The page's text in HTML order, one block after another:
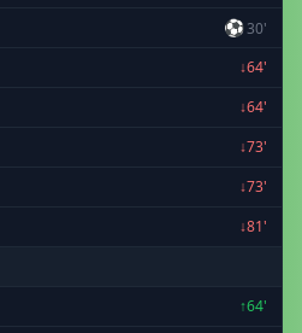
⚽30'
↓64'
↓64'
↓73'
↓73'
↓81'
↑64'